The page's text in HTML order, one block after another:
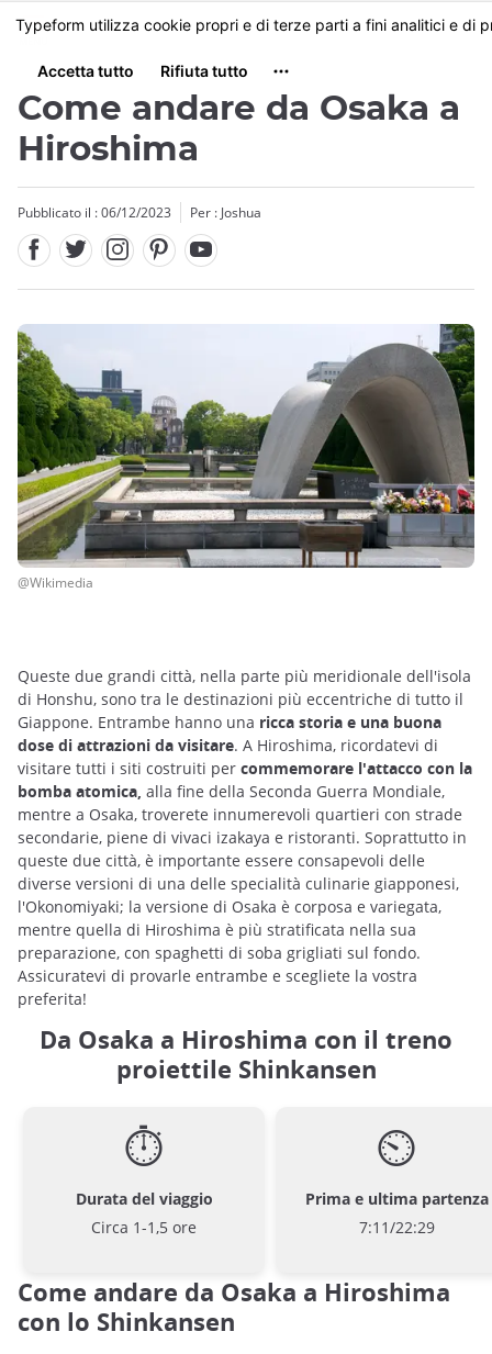
Skip
main
content
Come andare da Osaka a
Hiroshima
Pubblicato il : 06/12/2023 Per : Joshua
@Wikimedia
Queste due grandi città, nella parte più meridionale dell'isola
di Honshu, sono tra le destinazioni più eccentriche di tutto il
Giappone. Entrambe hanno una ricca storia e una buona
dose di attrazioni da visitare. A Hiroshima, ricordatevi di
visitare tutti i siti costruiti per commemorare l'attacco con la
bomba atomica, alla fine della Seconda Guerra Mondiale,
mentre a Osaka, troverete innumerevoli quartieri con strade
secondarie, piene di vivaci izakaya e ristoranti. Soprattutto in
queste due città, è importante essere consapevoli delle
diverse versioni di una delle specialità culinarie giapponesi,
l'Okonomiyaki; la versione di Osaka è corposa e variegata,
mentre quella di Hiroshima è più stratificata nella sua
preparazione, con spaghetti di soba grigliati sul fondo.
Assicuratevi di provarle entrambe e scegliete la vostra
preferita!
Da Osaka a Hiroshima con il treno
proiettile Shinkansen
⏱
Durata del viaggio
Circa 1-1,5 ore
⏲
Prima e ultima partenza
7:11/22:29
Come andare da Osaka a Hiroshima
con lo Shinkansen